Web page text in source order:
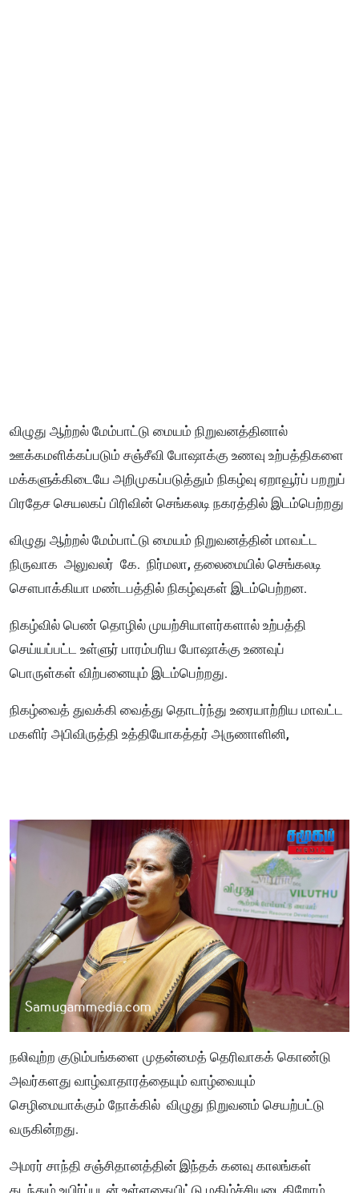
விழுது ஆற்றல் மேம்பாட்டு மையம் நிறுவனத்தினால்
ஊக்கமளிக்கப்படும் சஞ்சீவி போஷாக்கு உணவு உற்பத்திகளை
மக்களுக்கிடையே அறிமுகப்படுத்தும் நிகழ்வு ஏறாவூர்ப் பறறுப்
பிரதேச செயலகப் பிரிவின் செங்கலடி நகரத்தில் இடம்பெற்றது
விழுது ஆற்றல் மேம்பாட்டு மையம் நிறுவனத்தின் மாவட்ட
நிருவாக அலுவலர் கே. நிர்மலா, தலைமையில் செங்கலடி
சௌபாக்கியா மண்டபத்தில் நிகழ்வுகள் இடம்பெற்றன.
நிகழ்வில் பெண் தொழில் முயற்சியாளர்களால் உற்பத்தி
செய்யப்பட்ட உள்ளுர் பாரம்பரிய போஷாக்கு உணவுப்
பொருள்கள் விற்பனையும் இடம்பெற்றது.
நிகழ்வைத் துவக்கி வைத்து தொடர்ந்து உரையாற்றிய மாவட்ட
மகளிர் அபிவிருத்தி உத்தியோகத்தர் அருணாளினி,
நலிவுற்ற குடும்பங்களை முதன்மைத் தெரிவாகக் கொண்டு
அவர்களது வாழ்வாதாரத்தையும் வாழ்வையும்
செழிமையாக்கும் நோக்கில் விழுது நிறுவனம் செயற்பட்டு
வருகின்றது.
அமரர் சாந்தி சஞ்சிதானத்தின் இந்தக் கனவு காலங்கள்